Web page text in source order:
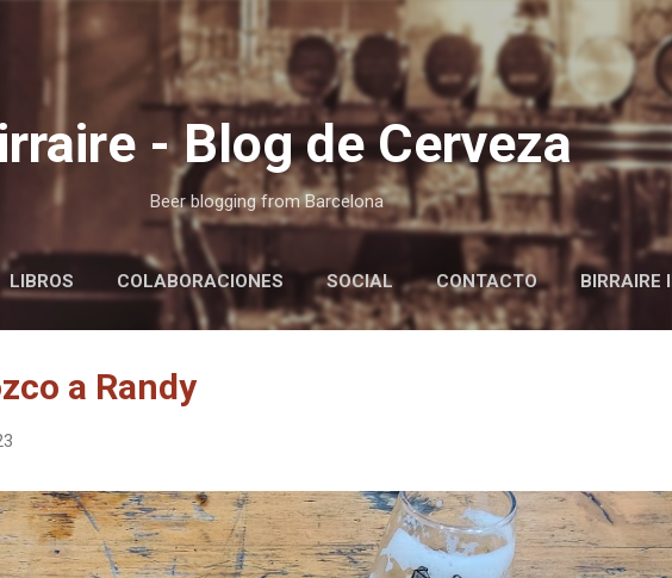
Ir al contenido principal
- Blog de Cerveza
Beer blogging from Barcelona
LIBROS COLABORACIONES SOCIAL CONTACTO BIRRAIRE
a Randy